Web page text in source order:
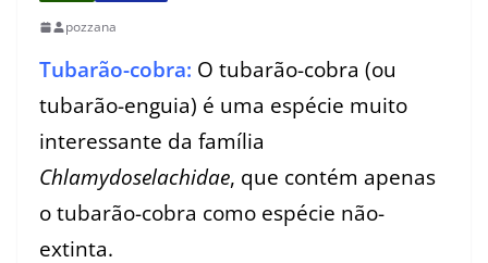
pozzana
Tubarão-cobra: O tubarão-cobra (ou
tubarão-enguia) é uma espécie muito
interessante da família
Chlamydoselachidae, que contém apenas
o tubarão-cobra como espécie não-
extinta.